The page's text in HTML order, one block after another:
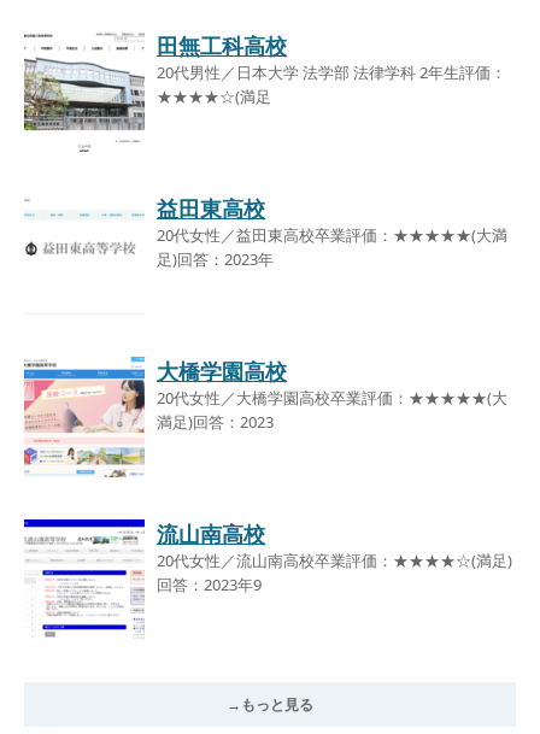
田無工科高校
20代男性／日本大学 法学部 法律学科 2年生評価：
★★★★☆(満足
益田東高校
20代女性／益田東高校卒業評価：★★★★★(大満
足)回答：2023年
大橋学園高校
20代女性／大橋学園高校卒業評価：★★★★★(大
満足)回答：2023
流山南高校
20代女性／流山南高校卒業評価：★★★★☆(満足)
回答：2023年9
→もっと見る